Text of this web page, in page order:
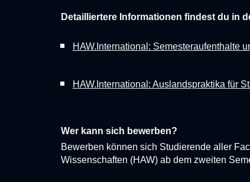
Detailliertere Informationen findest du in
HAW.International: Semesteraufenthalte
HAW.International: Auslandspraktika für
Wer kann sich bewerben?
Bewerben können sich Studierende aller
Wissenschaften (HAW) ab dem zweiten